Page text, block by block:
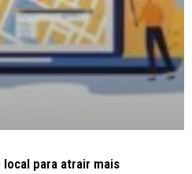
local para atrair mais